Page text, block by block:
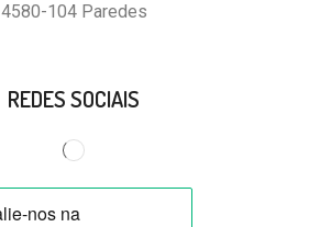
4580-104 Paredes
REDES SOCIAIS